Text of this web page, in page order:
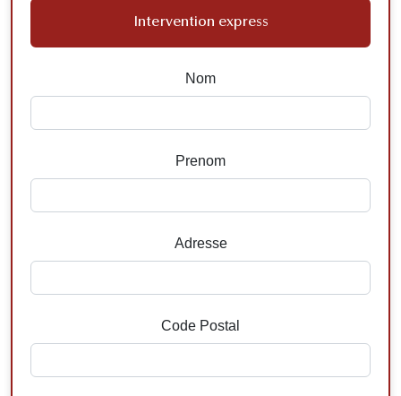
Intervention express
Nom
Prenom
Adresse
Code Postal